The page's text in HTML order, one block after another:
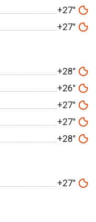
+27°
+27°
+28°
+26°
+27°
+27°
+28°
+27°